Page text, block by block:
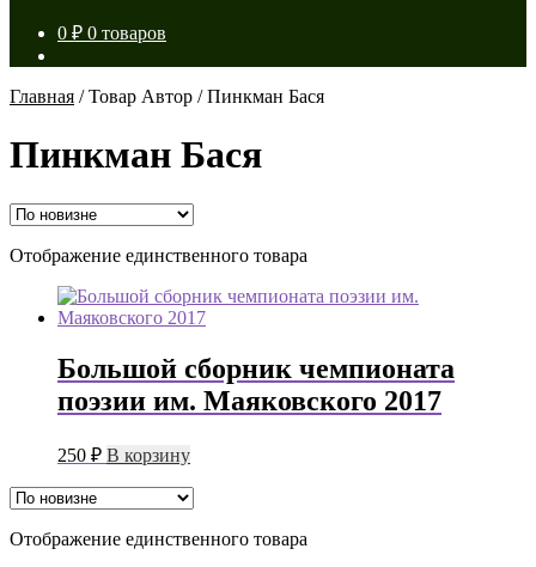
0 ₽ 0 товаров
Главная /Товар Автор /Пинкман Бася
Пинкман Бася
Отображение единственного товара
Большой сборник чемпионата
поэзии им. Маяковского 2017
250 ₽ В корзину
Отображение единственного товара